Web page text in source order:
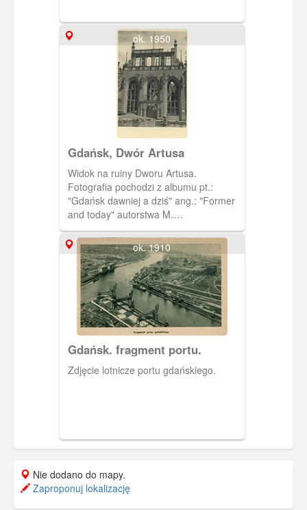
ok. 1950
Gdańsk, Dwór Artusa
Widok na ruiny Dworu Artusa.
Fotografia pochodzi z albumu pt.:
"Gdańsk dawniej a dziś" ang.: "Former
and today" autorstwa M.
Dobrzykowskiego. W kartonowej
kopercie w kolorze szałwiowej zieleni
jest 14 zdjęć przedwojennego i
powojennego, zruinowanego Gdańska.
Napisy na okładce albumu są
wytłoczone i pozłocone.
ok. 1910
Gdańsk. fragment portu.
Zdjęcie lotnicze portu gdańskiego.
Nie dodano do mapy.
Zaproponuj lokalizację